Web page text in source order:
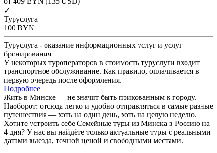
✓
Туруслуга
100 BYN
Туруслуга - оказание информационных услуг и услуг
бронирования.
У некоторых туроператоров в стоимость туруслуги входит
транспортное обслуживание. Как правило, оплачивается в
первую очередь после оформления.
Подробнее
Жить в Минске — не значит быть прикованным к городу.
Наоборот: отсюда легко и удобно отправляться в самые разные
путешествия — хоть на один день, хоть на целую неделю.
Хотите устроить себе Семейные туры из Минска в Россию на
4 дня? У нас вы найдёте только актуальные туры с реальными
датами выезда, точной ценой и свободными местами.